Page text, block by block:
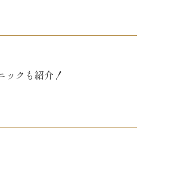
ックも紹介！